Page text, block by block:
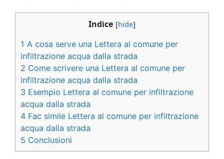
Indice [hide]
1 A cosa serve una Lettera al comune per
infiltrazione acqua dalla strada
2 Come scrivere una Lettera al comune per
infiltrazione acqua dalla strada
3 Esempio Lettera al comune per infiltrazione
acqua dalla strada
4 Fac simile Lettera al comune per infiltrazione
acqua dalla strada
5 Conclusioni